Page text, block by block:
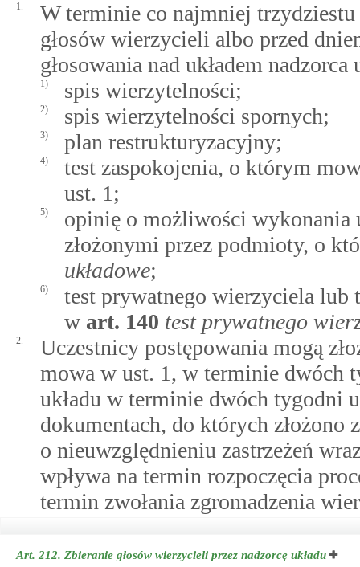
1.
W terminie co najmniej
głosów wierzycieli albo przed
głosowania nad układem nadzorca
1) spis wierzytelności;
2) spis wierzytelności spornych;
3) plan restrukturyzacyjny;
4)
test zaspokojenia, o którym
ust. 1;
5)
opinię o możliwości wykonania
złożonymi przez podmioty, o
układowe;
6)
test prywatnego wierzyciela lub
w art. 140 test prywatnego
2.
Uczestnicy postępowania mogą
mowa w ust. 1, w terminie dwóch
układu w terminie dwóch tygodni
dokumentach, do których złożono
o nieuwzględnieniu zastrzeżeń
wpływa na termin rozpoczęcia
termin zwołania zgromadzenia
Art. 212. Zbieranie głosów wierzycieli przez nadzorcę układu